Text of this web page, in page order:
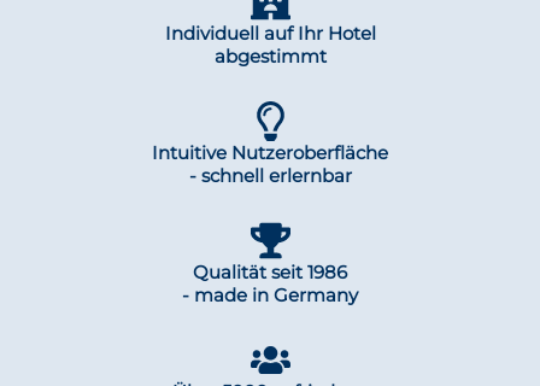
Individuell auf Ihr Hotel
abgestimmt
Intuitive Nutzeroberfläche
- schnell erlernbar
Qualität seit 1986
- made in Germany